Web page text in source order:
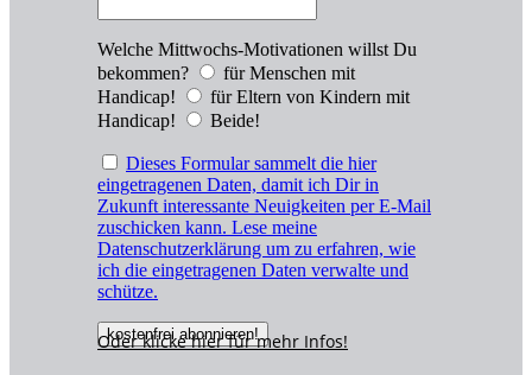
Welche Mittwochs-Motivationen willst Du
bekommen?
für Menschen mit
Handicap!
für Eltern von Kindern mit
Handicap!
Beide!
Dieses Formular sammelt die hier
eingetragenen Daten, damit ich Dir in
Zukunft interessante Neuigkeiten per E-Mail
zuschicken kann. Lese meine
Datenschutzerklärung um zu erfahren, wie
ich die eingetragenen Daten verwalte und
schütze.
Oder klicke hier fürmehr Infos!